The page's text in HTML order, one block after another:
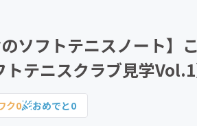
ソフトテニスノート】
テニスクラブ見学Vol.1
ク0 おめでと0